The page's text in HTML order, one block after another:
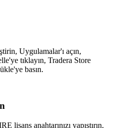
Uygulamalar'ı açın,
tıklayın, Tradera Store
basın.
lisans anahtarınızı yapıştırın,